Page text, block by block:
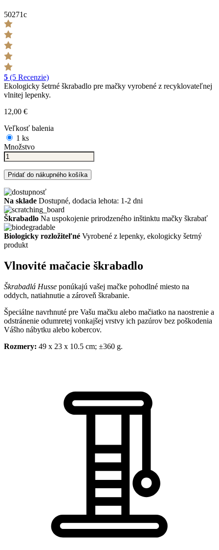
50271c
5 (5 Recenzie)
Ekologicky šetrné škrabadlo pre mačky vyrobené z recyklovateľnej
vlnitej lepenky.
12,00 €
Veľkosť balenia
1 ks
Množstvo
Pridať do nákupného košíka
Na sklade Dostupné, dodacia lehota: 1-2 dni
Škrabadlo Na uspokojenie prirodzeného inštinktu mačky škrabať
Biologicky rozložiteľné Vyrobené z lepenky, ekologicky šetrný
produkt
Vlnovité mačacie škrabadlo
Škrabadlá Husse ponúkajú vašej mačke pohodlné miesto na
oddych, natiahnutie a zároveň škrabanie.
Špeciálne navrhnuté pre Vašu mačku alebo mačiatko na naostrenie a
odstránenie odumretej vonkajšej vrstvy ich pazúrov bez poškodenia
Vášho nábytku alebo kobercov.
Rozmery: 49 x 23 x 10.5 cm; ±360 g.